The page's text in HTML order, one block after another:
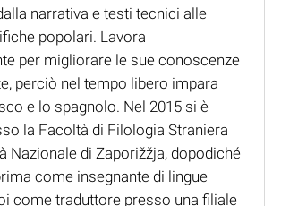
narrativa e testi tecnici alle
popolari. Lavora
per migliorare le sue conoscenze
perciò nel tempo libero impara
e lo spagnolo. Nel 2015 si è
la Facoltà di Filologia Straniera
Nazionale di Zaporižžja, dopodiché
come insegnante di lingue
come traduttore presso una filiale